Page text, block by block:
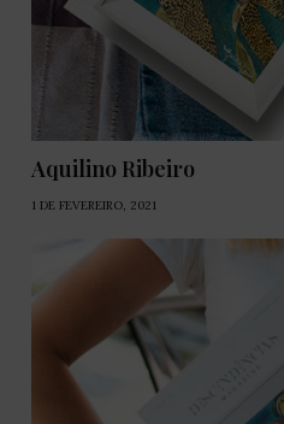
Aquilino Ribeiro
1 DE FEVEREIRO, 2021